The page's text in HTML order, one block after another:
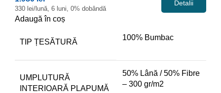
330 lei/lună, 6 luni, 0% dobândă
Detalii
Adaugă în coș
TIP ȚESĂTURĂ
100% Bumbac
UMPLUTURĂ
INTERIOARĂ PLAPUMĂ
50% Lână / 50% Fibre
– 300 gr/m2